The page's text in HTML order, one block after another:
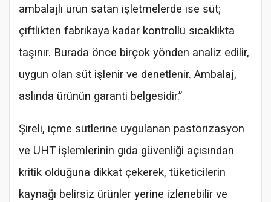
ambalajlı ürün satan işletmelerde ise süt;
çiftlikten fabrikaya kadar kontrollü sıcaklıkta
taşınır. Burada önce birçok yönden analiz edilir,
uygun olan süt işlenir ve denetlenir. Ambalaj,
aslında ürünün garanti belgesidir.”
Şireli, içme sütlerine uygulanan pastörizasyon
ve UHT işlemlerinin gıda güvenliği açısından
kritik olduğuna dikkat çekerek, tüketicilerin
kaynağı belirsiz ürünler yerine izlenebilir ve